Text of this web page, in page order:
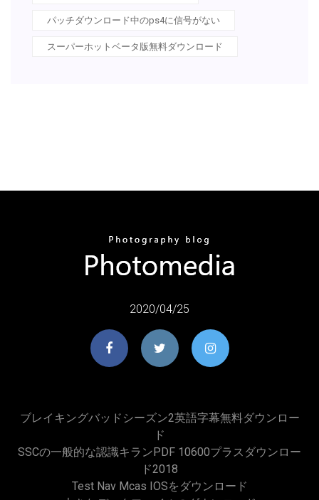
パッチダウンロード中のps4に信号がない
スーパーホットベータ版無料ダウンロード
2020/04/25
ブレイキングバッドシーズン2英語字幕無料ダウンロー
ド
SSCの一般的な認識キランPDF 10600プラスダウンロー
ド2018
Test Nav Mcas IOSをダウンロード